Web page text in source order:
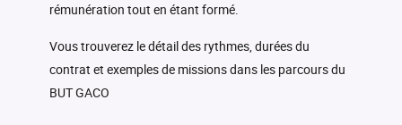
rémunération tout en étant formé.
Vous trouverez le détail des rythmes, durées du
contrat et exemples de missions dans les parcours du
BUT GACO